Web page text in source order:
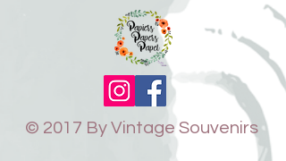
© 2017 By Vintage Souvenirs